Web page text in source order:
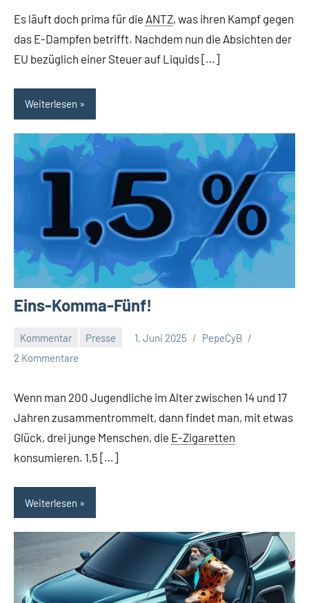
Es läuft doch prima für die ANTZ, was ihren Kampf gegen
das E-Dampfen betrifft. Nachdem nun die Absichten der
EU bezüglich einer Steuer auf Liquids […]
Weiterlesen
Eins-Komma-Fünf!
Kommentar Presse 1. Juni 2025
PepeCyB
2 Kommentare
Wenn man 200 Jugendliche im Alter zwischen 14 und 17
Jahren zusammentrommelt, dann findet man, mit etwas
Glück, drei junge Menschen, die E-Zigaretten
konsumieren. 1,5 […]
Weiterlesen